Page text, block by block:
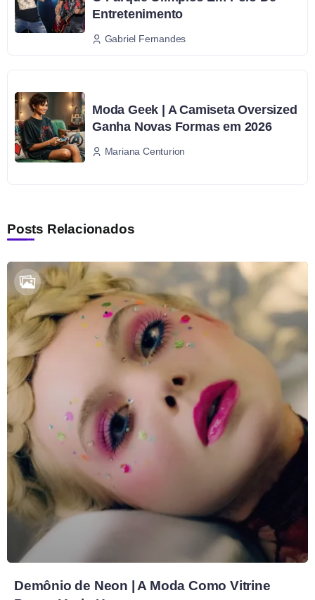
Entretenimento
Gabriel Fernandes
Moda Geek | A Camiseta Oversized
Ganha Novas Formas em 2026
Mariana Centurion
Posts Relacionados
Demônio de Neon | A Moda Como Vitrine